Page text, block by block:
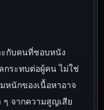
ะกับคนที่ชอบหนัง
ระทบต่อผู้คน ไม่ใช่
หนักของเนื้อหาอาจ
จากความสูญเสีย